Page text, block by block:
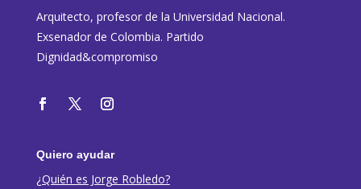
Arquitecto, profesor de la Universidad Nacional.
Exsenador de Colombia. Partido
Dignidad&compromiso
Quiero ayudar
¿Quién es Jorge Robledo?